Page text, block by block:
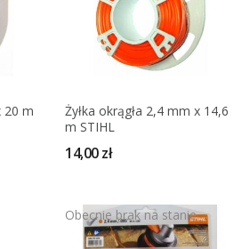
20 m
Żyłka okrągła 2,4 mm x 14,6
m STIHL
14,00 zł
Obecnie brak na stanie